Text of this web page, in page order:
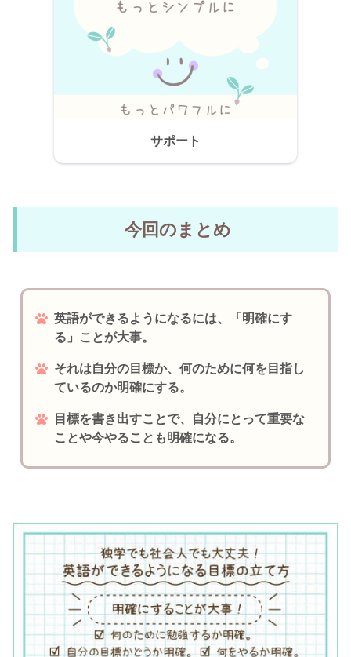
サポート
今回のまとめ
英語ができるようになるには、「明確にす
る」ことが大事。
それは自分の目標か、何のために何を目指し
ているのか明確にする。
目標を書き出すことで、自分にとって重要な
ことや今やることも明確になる。